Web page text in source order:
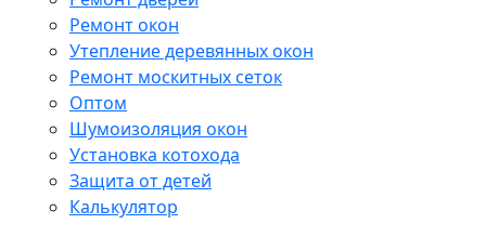
Ремонт окон
Утепление деревянных окон
Ремонт москитных сеток
Оптом
Шумоизоляция окон
Установка котохода
Защита от детей
Калькулятор